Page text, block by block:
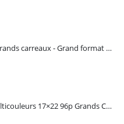
000 CFA.
Cahier 192 pages grands carreaux - Grand format - Brochure dos toilé - 24x32 cm - Papier blanc 90 g - Couverture carte pelliculée couleur aléatoire - Clairefontaine
Cahier Polypro multicouleurs 17×22 96p Grands Carreaux Séyès 90g - CALLIGRAPHE